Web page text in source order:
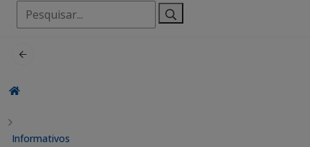
Pesquisar
por:
Informativos